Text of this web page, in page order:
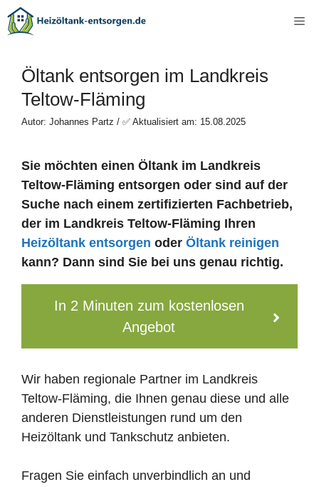
Zum
Inhalt
Öltank entsorgen im Landkreis
Teltow-Fläming
Autor: Johannes Partz / ✅ Aktualisiert am: 15.08.2025
Sie möchten einen Öltank im Landkreis
Teltow-Fläming entsorgen oder sind auf der
Suche nach einem zertifizierten Fachbetrieb,
der im Landkreis Teltow-Fläming Ihren
Heizöltank entsorgen oder Öltank reinigen
kann? Dann sind Sie bei uns genau richtig.
In 2 Minuten zum kostenlosen
Angebot
Wir haben regionale Partner im Landkreis
Teltow-Fläming, die Ihnen genau diese und alle
anderen Dienstleistungen rund um den
Heizöltank und Tankschutz anbieten.
Fragen Sie einfach unverbindlich an und